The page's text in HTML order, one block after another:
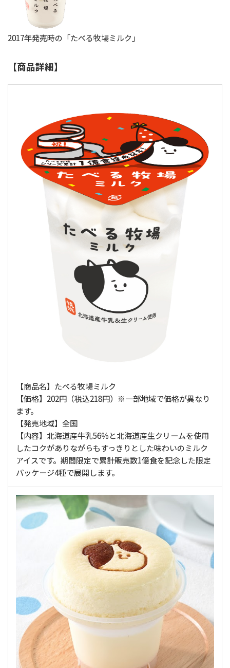
2017年発売時の「たべる牧場ミルク」
【商品詳細】
【商品名】たべる牧場ミルク
【価格】202円（税込218円）※一部地域で価格が異なり
ます。
【発売地域】全国
【内容】北海道産牛乳56％と北海道産生クリームを使用
したコクがありながらもすっきりとした味わいのミルク
アイスです。期間限定で累計販売数1億食を記念した限定
パッケージ4種で展開します。